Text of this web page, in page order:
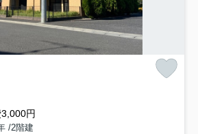
円
/2階建